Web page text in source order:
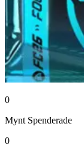
0
Mynt Spenderade
0